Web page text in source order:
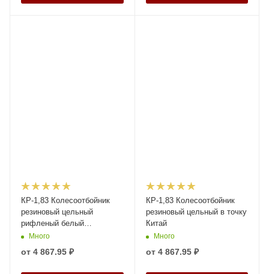
КР-1,83 Колесоотбойник
резиновый цельный
рифленый белый
светоотражатель Китай
Много
от 4 867.95 ₽
КР-1,83 Колесоотбойник
резиновый цельный в точку
Китай
Много
от 4 867.95 ₽